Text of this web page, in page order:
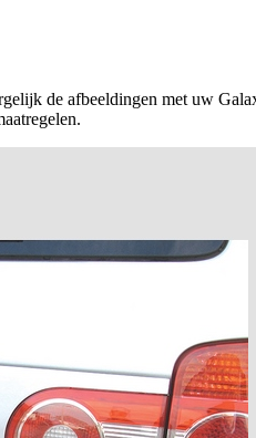
de afbeeldingen met uw